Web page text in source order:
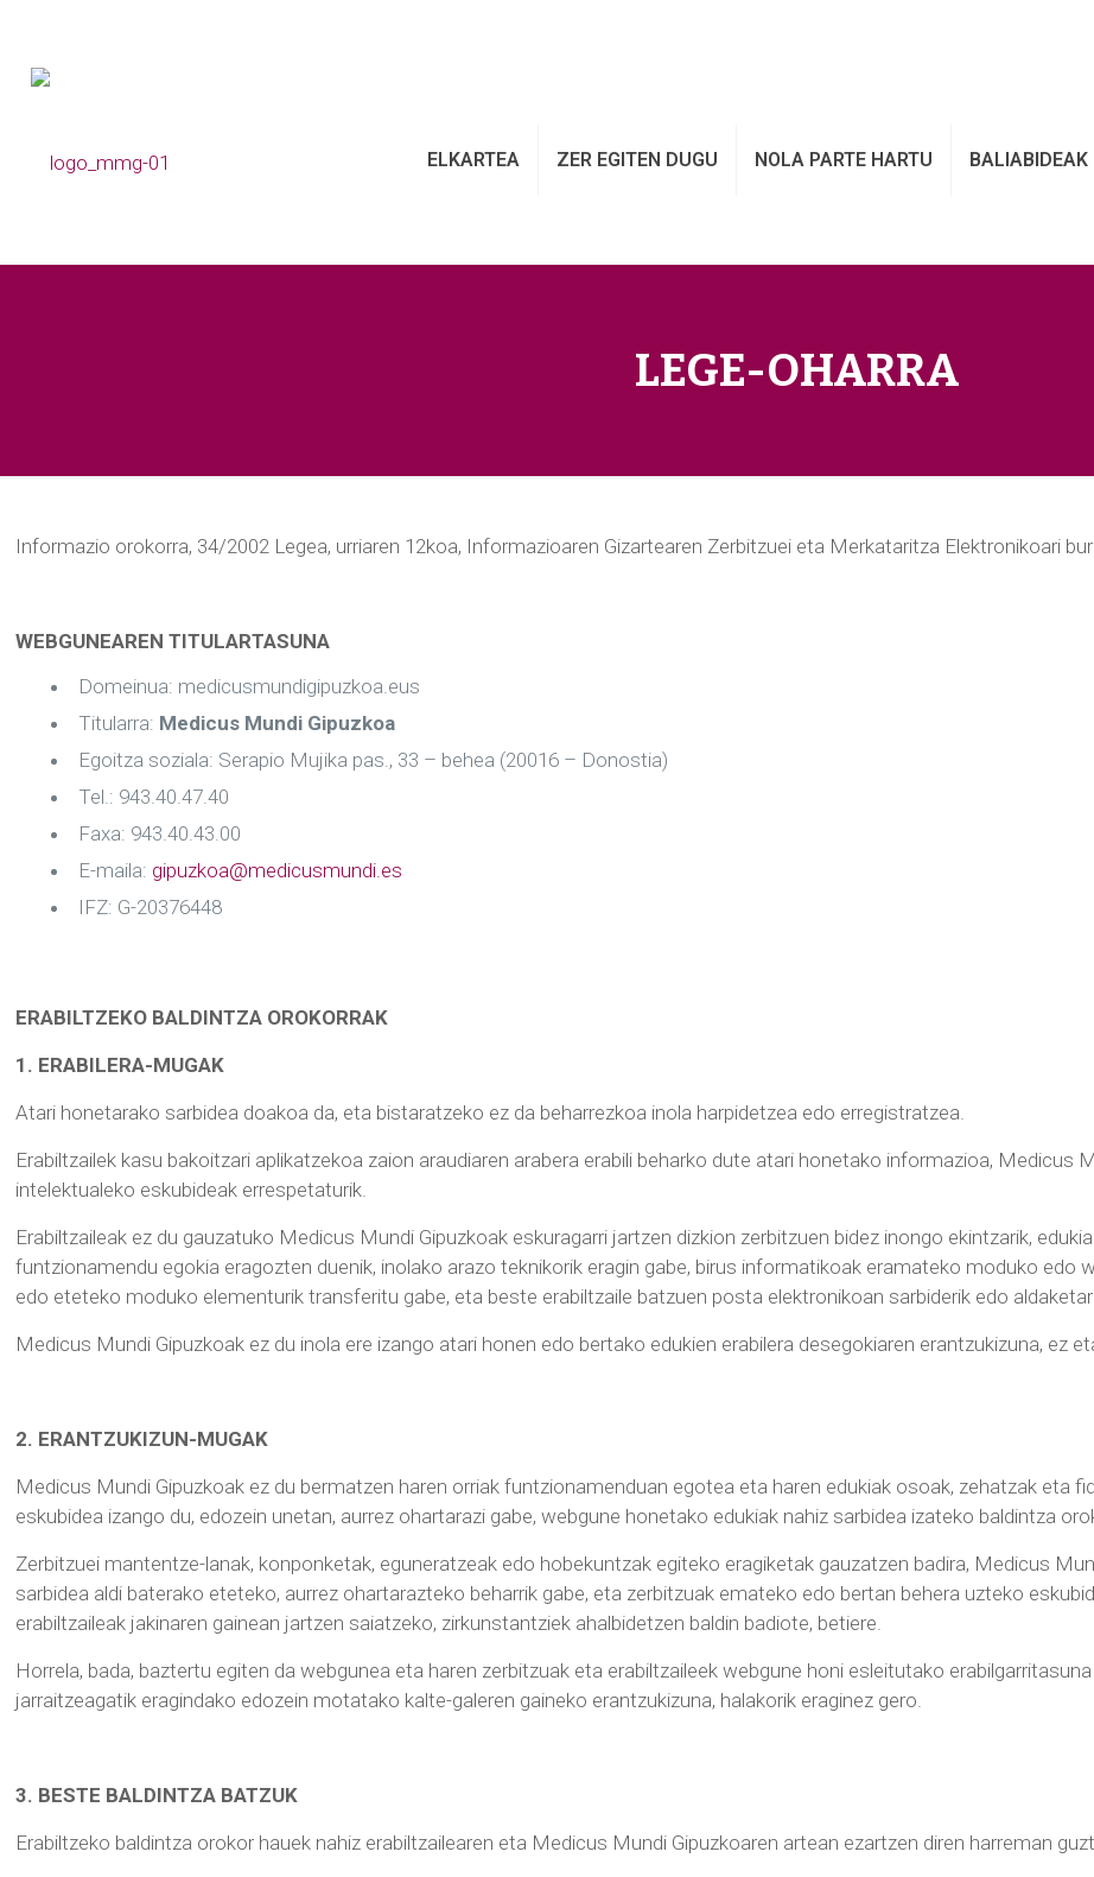
ELKARTEA ZER EGITEN DUGU NOLA PARTE HARTU BALIABIDEAK
LEGE-OHARRA
Informazio orokorra, 34/2002 Legea, urriaren 12koa, Informazioaren Gizartearen Zerbitzuei eta Merkataritza Elektronikoari
WEBGUNEAREN TITULARTASUNA
Domeinua: medicusmundigipuzkoa.eus
Titularra: Medicus Mundi Gipuzkoa
Egoitza soziala: Serapio Mujika pas., 33 – behea (20016 – Donostia)
Tel.: 943.40.47.40
Faxa: 943.40.43.00
E-maila: gipuzkoa@medicusmundi.es
IFZ: G-20376448
ERABILTZEKO BALDINTZA OROKORRAK
1. ERABILERA-MUGAK
Atari honetarako sarbidea doakoa da, eta bistaratzeko ez da beharrezkoa inola harpidetzea edo erregistratzea.
Erabiltzailek kasu bakoitzari aplikatzekoa zaion araudiaren arabera erabili beharko dute atari honetako informazioa, Medicus
intelektualeko eskubideak errespetaturik.
Erabiltzaileak ez du gauzatuko Medicus Mundi Gipuzkoak eskuragarri jartzen dizkion zerbitzuen bidez inongo ekintzarik,
funtzionamendu egokia eragozten duenik, inolako arazo teknikorik eragin gabe, birus informatikoak eramateko moduko edo
edo eteteko moduko elementurik transferitu gabe, eta beste erabiltzaile batzuen posta elektronikoan sarbiderik edo
Medicus Mundi Gipuzkoak ez du inola ere izango atari honen edo bertako edukien erabilera desegokiaren erantzukizuna, ez
2. ERANTZUKIZUN-MUGAK
Medicus Mundi Gipuzkoak ez du bermatzen haren orriak funtzionamenduan egotea eta haren edukiak osoak, zehatzak eta
eskubidea izango du, edozein unetan, aurrez ohartarazi gabe, webgune honetako edukiak nahiz sarbidea izateko baldintza
Zerbitzuei mantentze-lanak, konponketak, eguneratzeak edo hobekuntzak egiteko eragiketak gauzatzen badira, Medicus
sarbidea aldi baterako eteteko, aurrez ohartarazteko beharrik gabe, eta zerbitzuak emateko edo bertan behera uzteko
erabiltzaileak jakinaren gainean jartzen saiatzeko, zirkunstantziek ahalbidetzen baldin badiote, betiere.
Horrela, bada, baztertu egiten da webgunea eta haren zerbitzuak eta erabiltzaileek webgune honi esleitutako
jarraitzeagatik eragindako edozein motatako kalte-galeren gaineko erantzukizuna, halakorik eraginez gero.
3. BESTE BALDINTZA BATZUK
Erabiltzeko baldintza orokor hauek nahiz erabiltzailearen eta Medicus Mundi Gipuzkoaren artean ezartzen diren harreman